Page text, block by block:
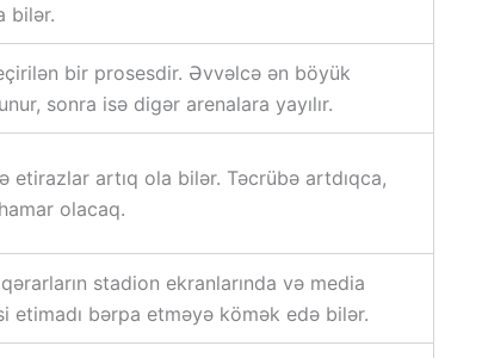
bilər.
bir prosesdir. Əvvəlcə ən böyük
sonra isə digər arenalara yayılır.
etirazlar artıq ola bilər. Təcrübə artdıqca,
olacaq.
qərarların stadion ekranlarında və media
etimadı bərpa etməyə kömək edə bilər.